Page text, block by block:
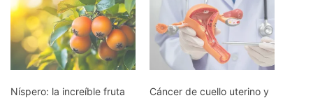
Níspero: la increíble fruta
Cáncer de cuello uterino y